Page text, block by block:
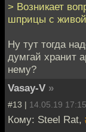
> Возникает
шприцы с
Ну тут тогда
думгай хранит
нему?
Vasay-V »
#13 | 14.05.19 17:15
Кому: Steel Rat,